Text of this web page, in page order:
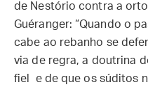
de Nestório contra a
Guéranger: “Quando o
cabe ao rebanho se
via de regra, a doutrina
fiel e de que os súditos